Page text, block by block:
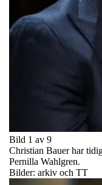
Bild 1 av 9
Christian Bauer har
Pernilla Wahlgren.
Bilder: arkiv och TT